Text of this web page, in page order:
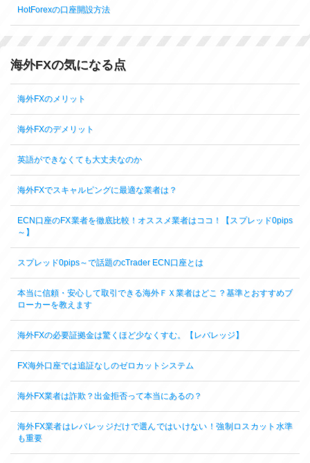
HotForexの口座開設方法
海外FXの気になる点
海外FXのメリット
海外FXのデメリット
英語ができなくても大丈夫なのか
海外FXでスキャルピングに最適な業者は？
ECN口座のFX業者を徹底比較！オススメ業者はココ！【スプレッド0pips
～】
スプレッド0pips～で話題のcTrader ECN口座とは
本当に信頼・安心して取引できる海外ＦＸ業者はどこ？基準とおすすめブ
ローカーを教えます
海外FXの必要証拠金は驚くほど少なくすむ。【レバレッジ】
FX海外口座では追証なしのゼロカットシステム
海外FX業者は詐欺？出金拒否って本当にあるの？
海外FX業者はレバレッジだけで選んではいけない！強制ロスカット水準
も重要